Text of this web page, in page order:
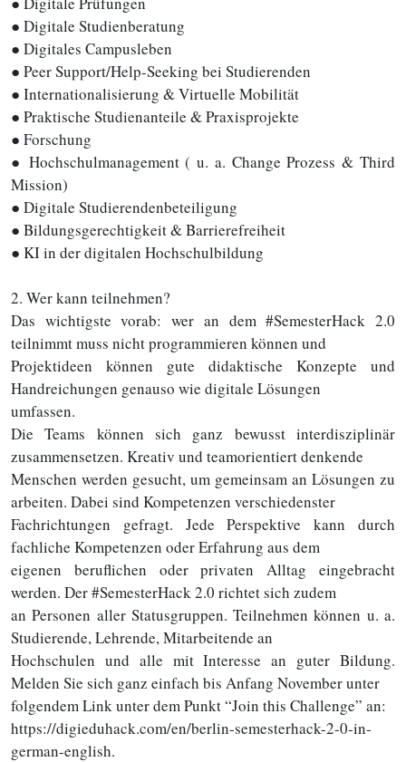
● Digitale Studienberatung
● Digitales Campusleben
● Peer Support/Help-Seeking bei Studierenden
● Internationalisierung & Virtuelle Mobilität
● Praktische Studienanteile & Praxisprojekte
● Forschung
● Hochschulmanagement ( u. a. Change Prozess & Third
Mission)
● Digitale Studierendenbeteiligung
● Bildungsgerechtigkeit & Barrierefreiheit
● KI in der digitalen Hochschulbildung
2. Wer kann teilnehmen?
Das wichtigste vorab: wer an dem #SemesterHack 2.0
teilnimmt muss nicht programmieren können und
Projektideen können gute didaktische Konzepte und
Handreichungen genauso wie digitale Lösungen
umfassen.
Die Teams können sich ganz bewusst interdisziplinär
zusammensetzen. Kreativ und teamorientiert denkende
Menschen werden gesucht, um gemeinsam an Lösungen zu
arbeiten. Dabei sind Kompetenzen verschiedenster
Fachrichtungen gefragt. Jede Perspektive kann durch
fachliche Kompetenzen oder Erfahrung aus dem
eigenen beruflichen oder privaten Alltag eingebracht
werden. Der #SemesterHack 2.0 richtet sich zudem
an Personen aller Statusgruppen. Teilnehmen können u. a.
Studierende, Lehrende, Mitarbeitende an
Hochschulen und alle mit Interesse an guter Bildung.
Melden Sie sich ganz einfach bis Anfang November unter
folgendem Link unter dem Punkt “Join this Challenge” an:
https://digieduhack.com/en/berlin-semesterhack-2-0-in-
german-english.